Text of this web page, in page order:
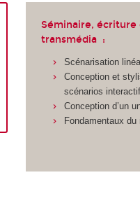
Séminaire,
transmédia :
Scénarisation
Conception et
scénarios
Conception d’un
Fondamentaux